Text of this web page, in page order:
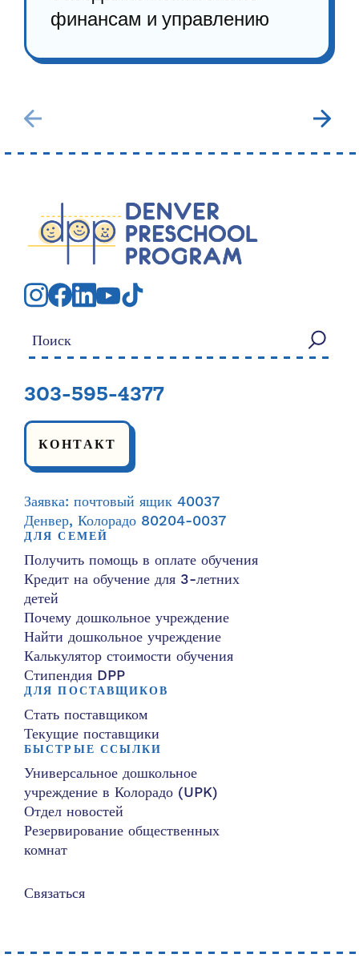
финансам и управлению
Искать:
303-595-4377
КОНТАКТ
Заявка: почтовый ящик 40037
Денвер, Колорадо 80204-0037
ДЛЯ СЕМЕЙ
Получить помощь в оплате обучения
Кредит на обучение для 3-летних
детей
Почему дошкольное учреждение
Найти дошкольное учреждение
Калькулятор стоимости обучения
Стипендия DPP
ДЛЯ ПОСТАВЩИКОВ
Стать поставщиком
Текущие поставщики
БЫСТРЫЕ ССЫЛКИ
Универсальное дошкольное
учреждение в Колорадо (UPK)
Отдел новостей
Резервирование общественных
комнат
Связаться